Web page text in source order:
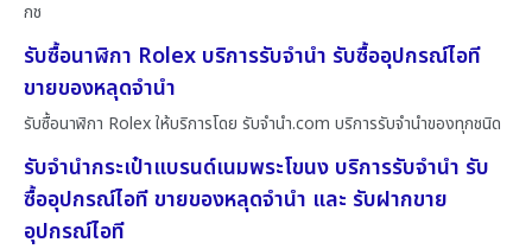
กช
รับซื้อนาฬิกา Rolex บริการรับจำนำ รับซื้ออุปกรณ์ไอที
ขายของหลุดจำนำ
รับซื้อนาฬิกา Rolex ให้บริการโดย รับจํานํา.com บริการรับจำนำของทุกชนิด
รับจำนำกระเป๋าแบรนด์เนมพระโขนง บริการรับจำนำ รับ
ซื้ออุปกรณ์ไอที ขายของหลุดจำนำ และ รับฝากขาย
อุปกรณ์ไอที